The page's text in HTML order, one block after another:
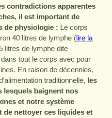
contradictions apparentes
il est important de
de physiologie : Le corps
40 litres de lymphe (lire la
litres de lymphe dite
tout le corps avec pour
En raison de décennies,
traditionnelle, les
lesquels baignent nos
et notre système
de nettoyer ces liquides et